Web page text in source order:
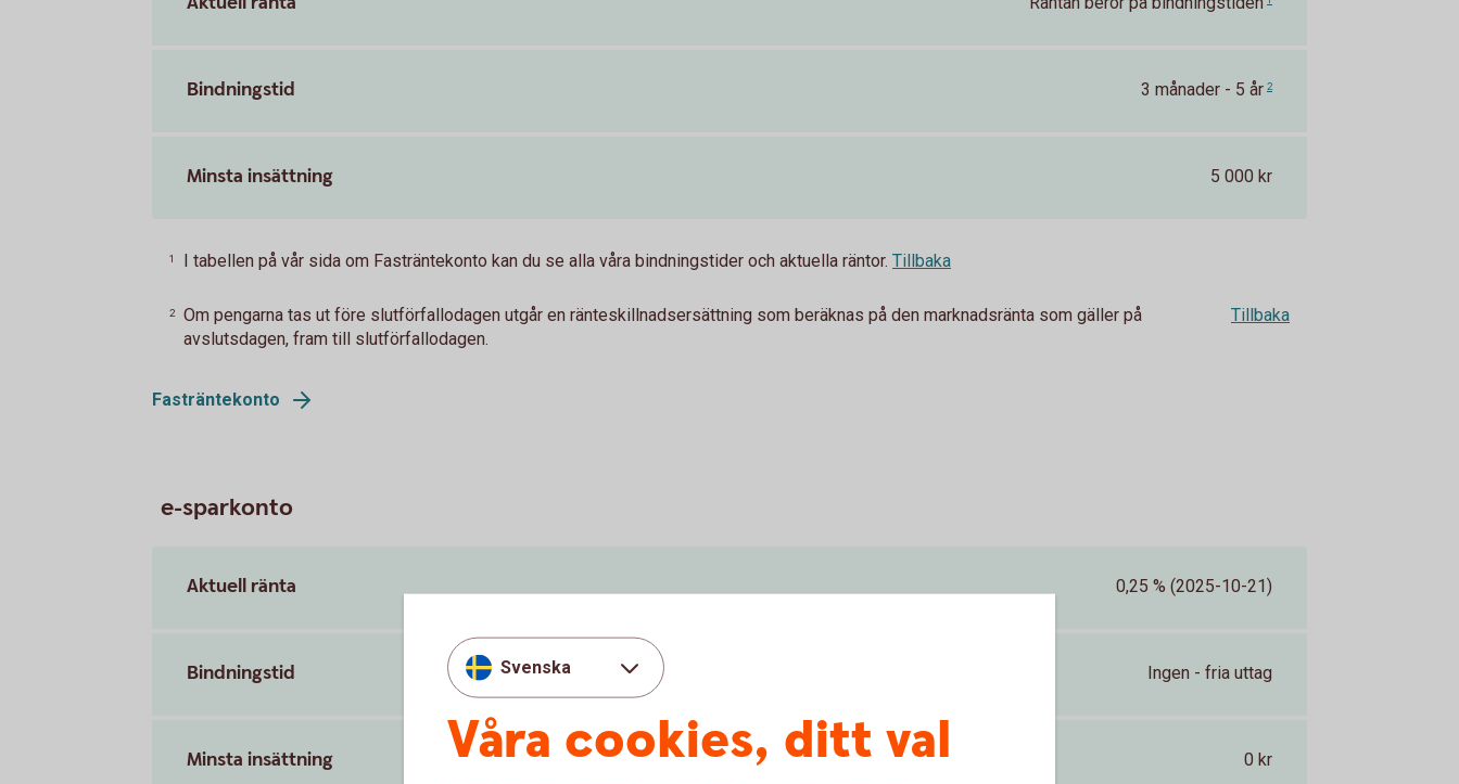
Bindningstid 3 månader - 5 år 2
Minsta insättning 5 000 kr
1 I tabellen på vår sida om Fasträntekonto kan du se alla våra bindningstider och aktuella räntor. Tillbaka
2
Om pengarna tas ut före slutförfallodagen utgår en ränteskillnadsersättning som beräknas på den marknadsränta som gäller på
avslutsdagen, fram till slutförfallodagen.
Tillbaka
Fasträntekonto
e-sparkonto
Aktuell ränta 0,25 % (2025-10-21)
Bindningstid Ingen - fria uttag
Minsta insättning 0 kr
Svenska
Våra cookies, ditt val